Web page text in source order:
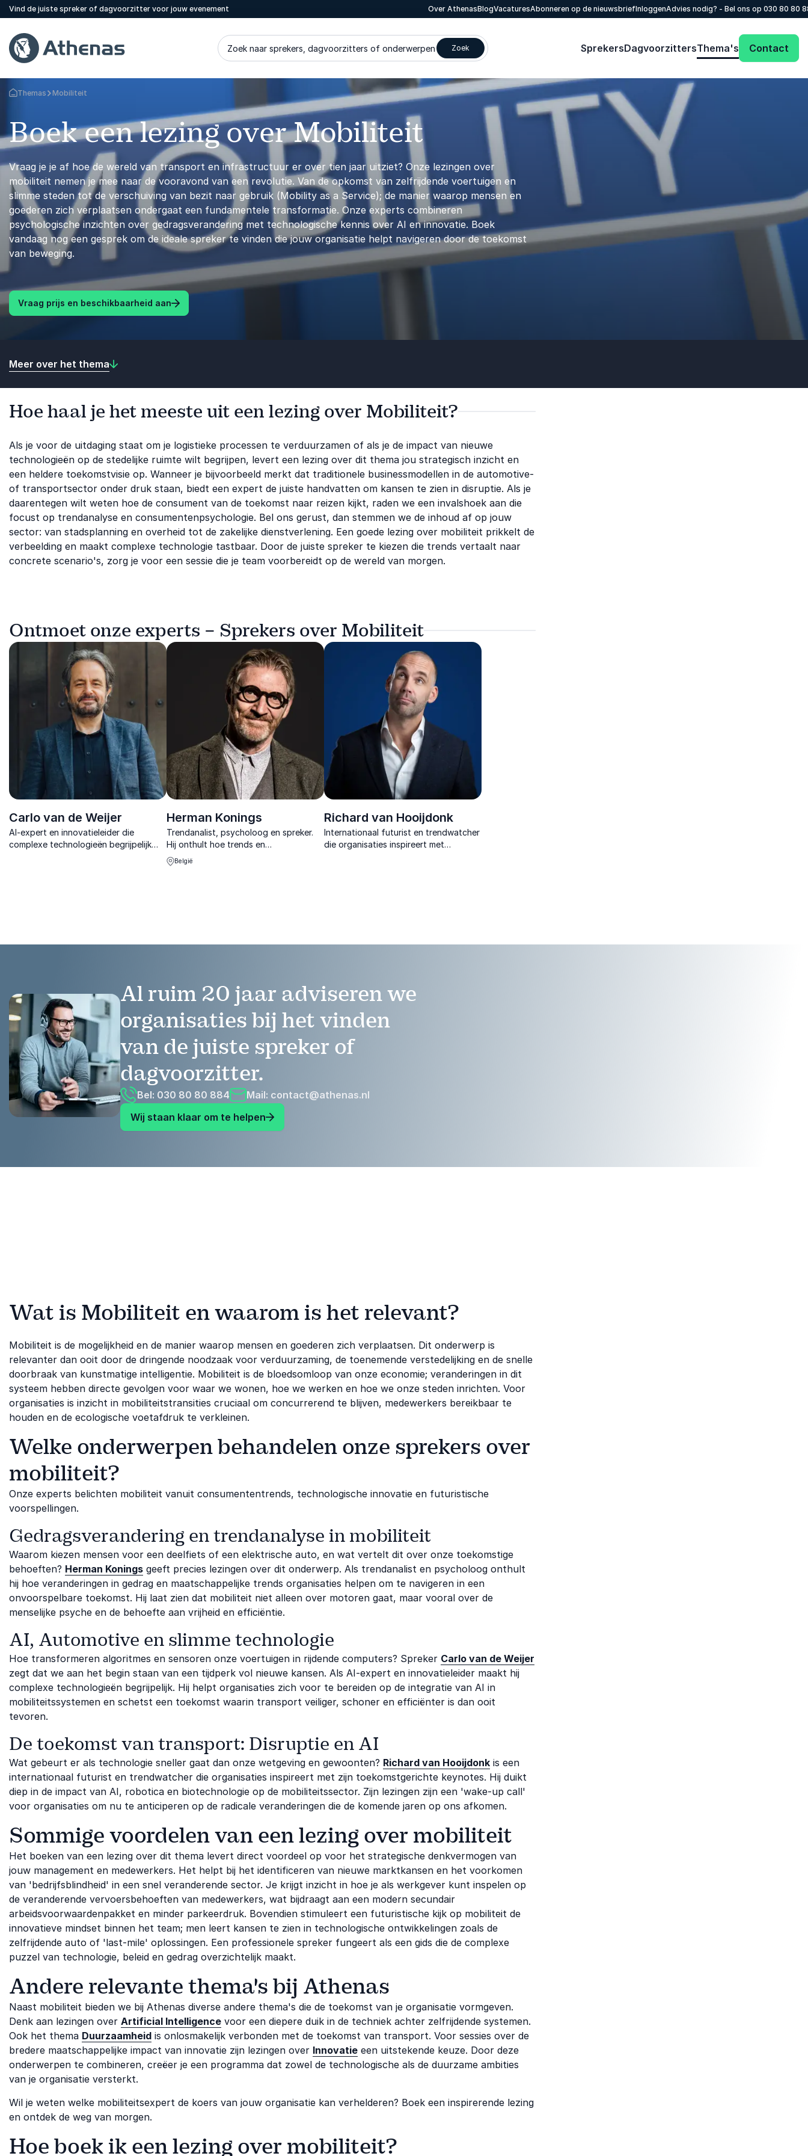
Vind de juiste spreker of dagvoorzitter voor jouw evenement Over AthenasBlogVacaturesAbonneren op de nieuwsbriefInloggenAdvies nodig? - Bel ons op 030 80 80
Zoek naar sprekers, dagvoorzitters of onderwerpen Zoek SprekersDagvoorzittersThema's Contact
Terug naar de startpagina
Themas Mobiliteit
Boek een lezing over Mobiliteit
Vraag je je af hoe de wereld van transport en infrastructuur er over tien jaar uitziet? Onze lezingen over
mobiliteit nemen je mee naar de vooravond van een revolutie. Van de opkomst van zelfrijdende voertuigen en
slimme steden tot de verschuiving van bezit naar gebruik (Mobility as a Service); de manier waarop mensen en
goederen zich verplaatsen ondergaat een fundamentele transformatie. Onze experts combineren
psychologische inzichten over gedragsverandering met technologische kennis over AI en innovatie. Boek
vandaag nog een gesprek om de ideale spreker te vinden die jouw organisatie helpt navigeren door de toekomst
van beweging.
Vraag prijs en beschikbaarheid aan
Vertel ons meer over jouw evenement. We
adviseren je graag over de mogelijkheden.
*
Organisatie / bedrijf
Meer over het thema
Hoe haal je het meeste uit een lezing over Mobiliteit?
Als je voor de uitdaging staat om je logistieke processen te verduurzamen of als je de impact van nieuwe
technologieën op de stedelijke ruimte wilt begrijpen, levert een lezing over dit thema jou strategisch inzicht en
een heldere toekomstvisie op. Wanneer je bijvoorbeeld merkt dat traditionele businessmodellen in de automotive-
of transportsector onder druk staan, biedt een expert de juiste handvatten om kansen te zien in disruptie. Als je
daarentegen wilt weten hoe de consument van de toekomst naar reizen kijkt, raden we een invalshoek aan die
focust op trendanalyse en consumentenpsychologie. Bel ons gerust, dan stemmen we de inhoud af op jouw
sector: van stadsplanning en overheid tot de zakelijke dienstverlening. Een goede lezing over mobiliteit prikkelt de
verbeelding en maakt complexe technologie tastbaar. Door de juiste spreker te kiezen die trends vertaalt naar
concrete scenario's, zorg je voor een sessie die je team voorbereidt op de wereld van morgen.
Ontmoet onze experts – Sprekers over Mobiliteit
Carlo van de Weijer
AI-expert en innovatieleider die
complexe technologieën begrijpelijk
Herman Konings
Trendanalist, psycholoog en spreker.
Hij onthult hoe trends en
gedragsverandering organisaties
helpen navigeren in een
België
Richard van Hooijdonk
Internationaal futurist en trendwatcher
die organisaties inspireert met
Al ruim 20 jaar adviseren we
organisaties bij het vinden
van de juiste spreker of
dagvoorzitter.
Bel: 030 80 80 884 Mail: contact@athenas.nl
Wij staan klaar om te helpen
Wat is Mobiliteit en waarom is het relevant?
Mobiliteit is de mogelijkheid en de manier waarop mensen en goederen zich verplaatsen. Dit onderwerp is
relevanter dan ooit door de dringende noodzaak voor verduurzaming, de toenemende verstedelijking en de snelle
doorbraak van kunstmatige intelligentie. Mobiliteit is de bloedsomloop van onze economie; veranderingen in dit
systeem hebben directe gevolgen voor waar we wonen, hoe we werken en hoe we onze steden inrichten. Voor
organisaties is inzicht in mobiliteitstransities cruciaal om concurrerend te blijven, medewerkers bereikbaar te
houden en de ecologische voetafdruk te verkleinen.
Welke onderwerpen behandelen onze sprekers over
mobiliteit?
Onze experts belichten mobiliteit vanuit consumententrends, technologische innovatie en futuristische
voorspellingen.
Gedragsverandering en trendanalyse in mobiliteit
Waarom kiezen mensen voor een deelfiets of een elektrische auto, en wat vertelt dit over onze toekomstige
behoeften? Herman Konings geeft precies lezingen over dit onderwerp. Als trendanalist en psycholoog onthult
hij hoe veranderingen in gedrag en maatschappelijke trends organisaties helpen om te navigeren in een
onvoorspelbare toekomst. Hij laat zien dat mobiliteit niet alleen over motoren gaat, maar vooral over de
menselijke psyche en de behoefte aan vrijheid en efficiëntie.
AI, Automotive en slimme technologie
Hoe transformeren algoritmes en sensoren onze voertuigen in rijdende computers? Spreker Carlo van de Weijer
zegt dat we aan het begin staan van een tijdperk vol nieuwe kansen. Als AI-expert en innovatieleider maakt hij
complexe technologieën begrijpelijk. Hij helpt organisaties zich voor te bereiden op de integratie van AI in
mobiliteitssystemen en schetst een toekomst waarin transport veiliger, schoner en efficiënter is dan ooit
tevoren.
De toekomst van transport: Disruptie en AI
Wat gebeurt er als technologie sneller gaat dan onze wetgeving en gewoonten? Richard van Hooijdonk is een
internationaal futurist en trendwatcher die organisaties inspireert met zijn toekomstgerichte keynotes. Hij duikt
diep in de impact van AI, robotica en biotechnologie op de mobiliteitssector. Zijn lezingen zijn een 'wake-up call'
voor organisaties om nu te anticiperen op de radicale veranderingen die de komende jaren op ons afkomen.
Sommige voordelen van een lezing over mobiliteit
Het boeken van een lezing over dit thema levert direct voordeel op voor het strategische denkvermogen van
jouw management en medewerkers. Het helpt bij het identificeren van nieuwe marktkansen en het voorkomen
van 'bedrijfsblindheid' in een snel veranderende sector. Je krijgt inzicht in hoe je als werkgever kunt inspelen op
de veranderende vervoersbehoeften van medewerkers, wat bijdraagt aan een modern secundair
arbeidsvoorwaardenpakket en minder parkeerdruk. Bovendien stimuleert een futuristische kijk op mobiliteit de
innovatieve mindset binnen het team; men leert kansen te zien in technologische ontwikkelingen zoals de
zelfrijdende auto of 'last-mile' oplossingen. Een professionele spreker fungeert als een gids die de complexe
puzzel van technologie, beleid en gedrag overzichtelijk maakt.
Andere relevante thema's bij Athenas
Naast mobiliteit bieden we bij Athenas diverse andere thema's die de toekomst van je organisatie vormgeven.
Denk aan lezingen over Artificial Intelligence voor een diepere duik in de techniek achter zelfrijdende systemen.
Ook het thema Duurzaamheid is onlosmakelijk verbonden met de toekomst van transport. Voor sessies over de
bredere maatschappelijke impact van innovatie zijn lezingen over Innovatie een uitstekende keuze. Door deze
onderwerpen te combineren, creëer je een programma dat zowel de technologische als de duurzame ambities
van je organisatie versterkt.
Wil je weten welke mobiliteitsexpert de koers van jouw organisatie kan verhelderen? Boek een inspirerende lezing
en ontdek de weg van morgen.
Hoe boek ik een lezing over mobiliteit?